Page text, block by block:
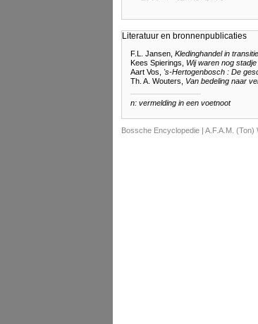
Literatuur en bronnenpublicaties
F.L. Jansen, Kledinghandel in transitie
Kees Spierings, Wij waren nog stadje
Aart Vos, 's-Hertogenbosch : De
Th. A. Wouters, Van bedeling naar
n: vermelding in een voetnoot
Bossche Encyclopedie | A.F.A.M. (Ton)